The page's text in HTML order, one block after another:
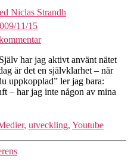
Niclas Strandh
11/15
till
Det
här
med
Internet
har jag aktivt använt nätet
är det en självklarhet – när
uppkopplad” ler jag bara:
– har jag inte någon av mina
, utveckling, Youtube